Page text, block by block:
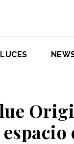
espacio